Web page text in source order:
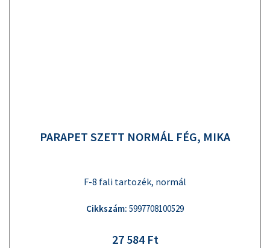
PARAPET SZETT NORMÁL FÉG, MIKA
F-8 fali tartozék, normál
Cikkszám: 5997708100529
27 584 Ft